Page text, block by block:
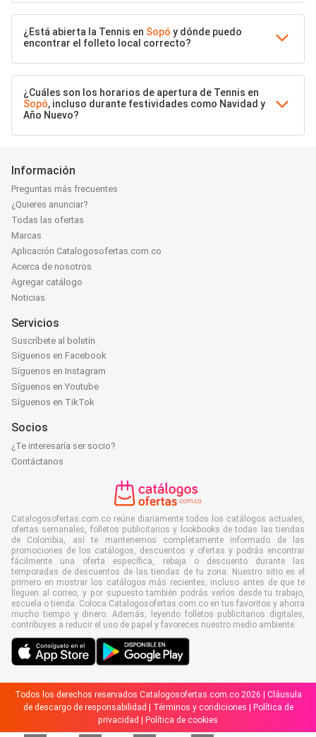
¿Está abierta la Tennis en Sopó y dónde puedo
encontrar el folleto local correcto?
¿Cuáles son los horarios de apertura de Tennis en
Sopó, incluso durante festividades como Navidad y
Año Nuevo?
Información
Preguntas más frecuentes
¿Quieres anunciar?
Todas las ofertas
Marcas
Aplicación Catalogosofertas.com.co
Acerca de nosotros
Agregar catálogo
Noticias
Servicios
Suscríbete al boletín
Síguenos en Facebook
Síguenos en Instagram
Síguenos en Youtube
Síguenos en TikTok
Socios
¿Te interesaría ser socio?
Contáctanos
Catalogosofertas.com.co reúne diariamente todos los catálogos actuales,
ofertas semanales, folletos publicitarios y lookbooks de todas las tiendas
de Colombia, así te mantenemos completamente informado de las
promociones de los catálogos, descuentos y ofertas y podrás encontrar
fácilmente una oferta específica, rebaja o descuento durante las
temporadas de descuentos de las tiendas de tu zona. Nuestro sitio es el
primero en mostrar los catálogos más recientes, incluso antes de que te
lleguen al correo, y por supuesto también podrás verlos desde tu trabajo,
escuela o tienda. Coloca Catalogosofertas.com.co en tus favoritos y ahorra
mucho tiempo y dinero. Además, leyendo folletos publicitarios digitales,
contribuyes a reducir el uso de papel y favoreces nuestro medio ambiente.
Todos los derechos reservados Catalogosofertas.com.co 2026 | Cláusula
de descargo de responsabilidad
Términos y condiciones
Política de
privacidad
Política de cookies